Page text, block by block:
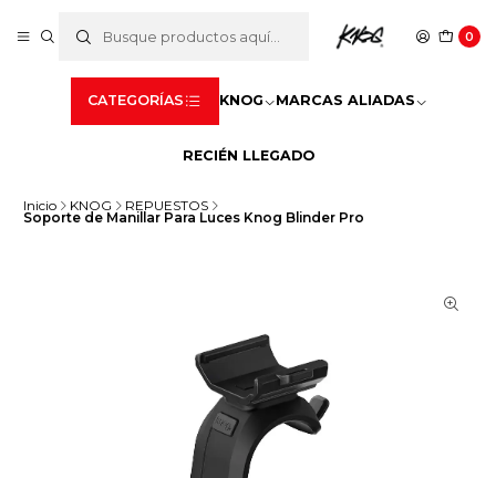
0
CATEGORÍAS KNOG MARCAS ALIADAS
RECIÉN LLEGADO
Inicio KNOG REPUESTOS
Soporte de Manillar Para Luces Knog Blinder Pro